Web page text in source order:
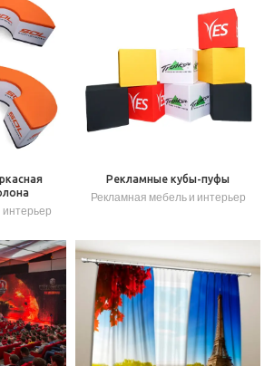
Рекламные кубы-пуфы
Рекламная мебель и интерьер